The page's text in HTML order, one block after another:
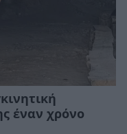
έναν χρόνο